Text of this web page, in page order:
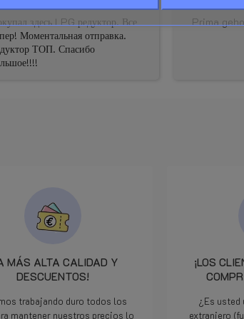
Ver la parte
Se calcula en
здесь LPG редуктор. Все
Моментальная отправка.
ТОП. Спасибо
Prima
MÁS ALTA CALIDAD Y
DESCUENTOS!
trabajando duro todos los
mantener nuestros precios lo
¡LOS
¿Es usted
extranjero